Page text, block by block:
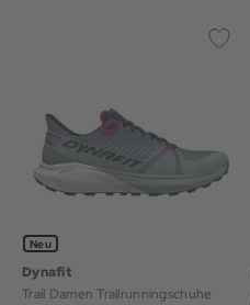
Neu
Dynafit
Trail Damen Trailrunningschuhe